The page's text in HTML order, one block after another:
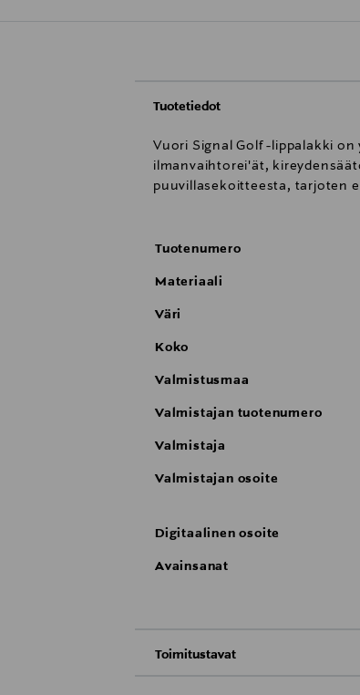
Tuotetiedot
Vuori Signal Golf -lippalakki
ilmanvaihtorei'ät,
puuvillasekoitteesta, tarjoten
Tuotenumero
Materiaali
Väri
Koko
Valmistusmaa
Valmistajan tuotenumero
Valmistaja
Valmistajan osoite
Digitaalinen osoite
Avainsanat
Toimitustavat